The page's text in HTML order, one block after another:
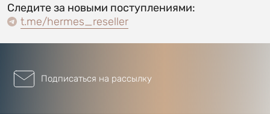
Следите за новыми поступлениями:
t.me/hermes_reseller
Подписаться на рассылку